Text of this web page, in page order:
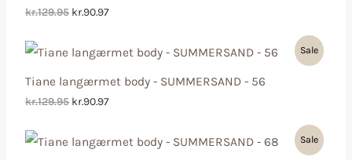
kr.129.95 kr.90.97
Tiane langærmet body - SUMMERSAND - 56
Sale
kr.129.95 kr.90.97
Sale